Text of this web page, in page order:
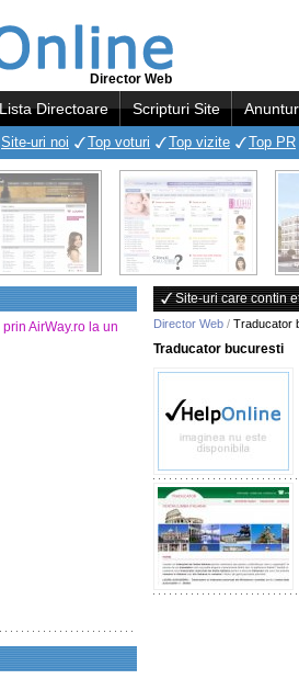
Director Web
Lista Directoare Scripturi Site
Site-uri noi Top voturi Top vizite Top PR
AirWay.ro la un
Site-uri care contin
Director Web / Traducator
Traducator bucuresti